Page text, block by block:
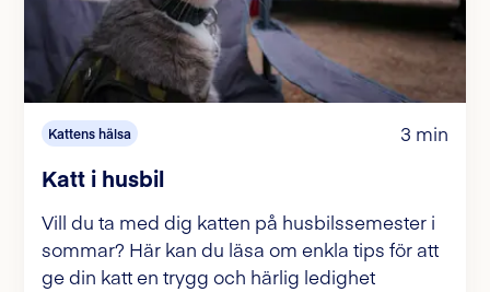
Kattens hälsa 3 min
Katt i husbil
Vill du ta med dig katten på husbilssemester i
sommar? Här kan du läsa om enkla tips för att
ge din katt en trygg och härlig ledighet